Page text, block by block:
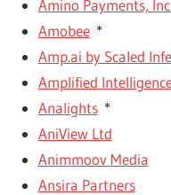
Amino Payments,
Amobee*
Amp.ai by Scaled
Amplified
Analights*
AniView Ltd
Animmoov Media
Ansira Partners